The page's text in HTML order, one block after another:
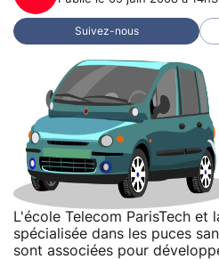
Suivez-nous
L'école Telecom ParisTech et
spécialisée dans les puces
sont associées pour